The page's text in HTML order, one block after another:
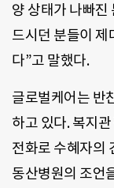
양 상태가 나빠진
드시던 분들이 제
다”고 말했다.
글로벌케어는 반
하고 있다.복지
전화로 수혜자의
동산병원의 조언